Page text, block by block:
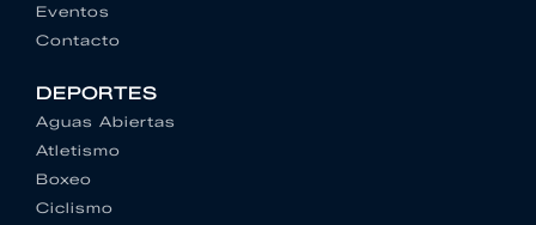
Eventos
Contacto
DEPORTES
Aguas Abiertas
Atletismo
Boxeo
Ciclismo